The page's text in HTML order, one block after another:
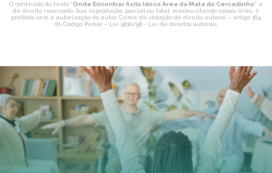
O conteúdo do texto "Onde Encontrar Asilo Idoso Área da Mata do Cercadinho" é
de direito reservado. Sua reprodução, parcial ou total, mesmo citando nossos links, é
proibida sem a autorização do autor. Crime de violação de direito autoral – artigo 184
do Código Penal – Lei 9610/98 - Lei de direitos autorais.